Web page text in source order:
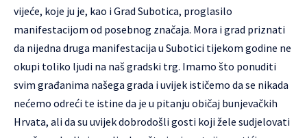
vijeće, koje ju je, kao i Grad Subotica, proglasilo
manifestacijom od posebnog značaja. Mora i grad priznati
da nijedna druga manifestacija u Subotici tijekom godine ne
okupi toliko ljudi na naš gradski trg. Imamo što ponuditi
svim građanima našega grada i uvijek ističemo da se nikada
nećemo odreći te istine da je u pitanju običaj bunjevačkih
Hrvata, ali da su uvijek dobrodošli gosti koji žele sudjelovati